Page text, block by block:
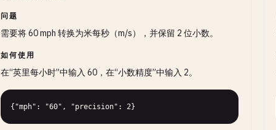
问题
需要将 60 mph 转换为米每秒（m/s），并保留 2 位小数。
如何使用
在“英里每小时”中输入 60，在“小数精度”中输入 2。
{"mph": "60", "precision": 2}